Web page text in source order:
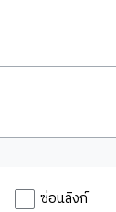
ซ่อนลิงก์